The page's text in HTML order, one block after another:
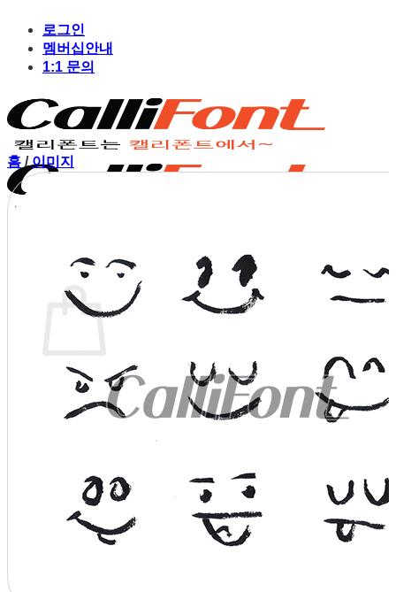
content
로그인
멤버십안내
1:1 문의
장바구니
장바구니에 상품이 없습니다.
상점으로 돌아가기
홈 / 이미지